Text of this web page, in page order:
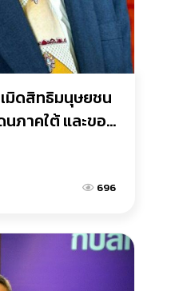
มิดสิทธิมนุษยชน
ภาคใต้ และขอ
696